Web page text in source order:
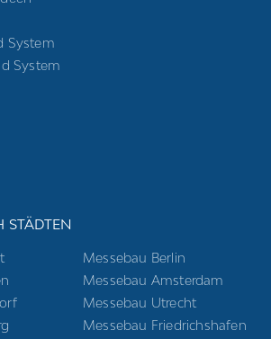
System
System
STÄDTEN
Messebau Berlin
Messebau Amsterdam
Messebau Utrecht
Messebau Friedrichshafen